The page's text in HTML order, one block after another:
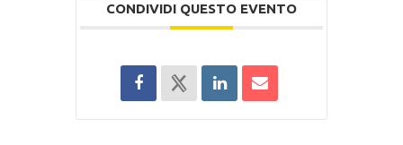
CONDIVIDI QUESTO EVENTO